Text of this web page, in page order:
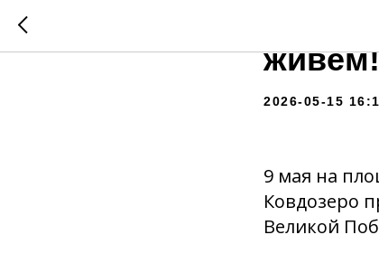
2026-05-15
9 мая на
Ковдозеро
Великой